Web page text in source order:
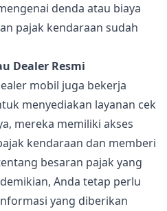
denda atau biaya
pajak kendaraan sudah
Dealer Resmi
mobil juga bekerja
menyediakan layanan cek
mereka memiliki akses
kendaraan dan memberi
besaran pajak yang
Anda tetap perlu
yang diberikan